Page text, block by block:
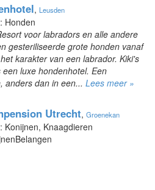
, Leusden
Honden
voor labradors en alle andere
gesteriliseerde grote honden vanaf
karakter van een labrador. Kiki's
luxe hondenhotel. Een
anders dan in een... Lees meer »
Utrecht, Groenekan
Konijnen, Knaagdieren